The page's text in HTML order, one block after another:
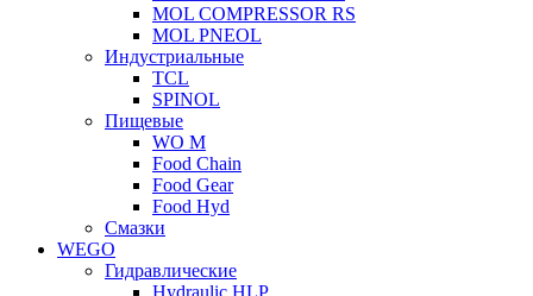
MOL COMPRESSOR RS
MOL PNEOL
Индустриальные
TCL
SPINOL
Пищевые
WO M
Food Chain
Food Gear
Food Hyd
Смазки
WEGO
Гидравлические
Hydraulic HLP